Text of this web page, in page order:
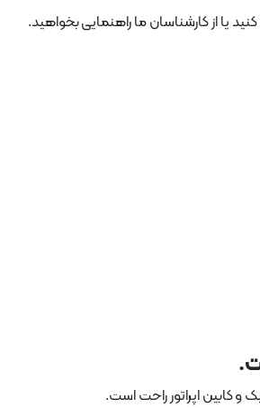
یا از کارشناسان ما راهنمایی بخواهید.
کابین اپراتور راحت است.